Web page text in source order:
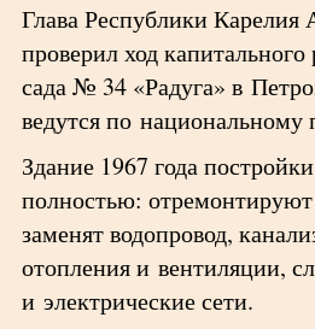
Глава Республики
проверил ход капитального
сада № 34 «Радуга» в
ведутся по национальному
Здание 1967 года
полностью:
заменят водопровод,
отопления и вентиляции,
и электрические сети.